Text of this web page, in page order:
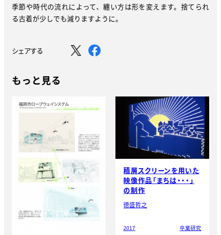
季節や時代の流れによって、纏い方は形を変えます。捨てられ
る古着が少しでも減りますように。
シェアする
もっと見る
積層スクリーンを用いた
映像作品「まちは・・・」
の制作
徳盛哲之
2017 卒業研究